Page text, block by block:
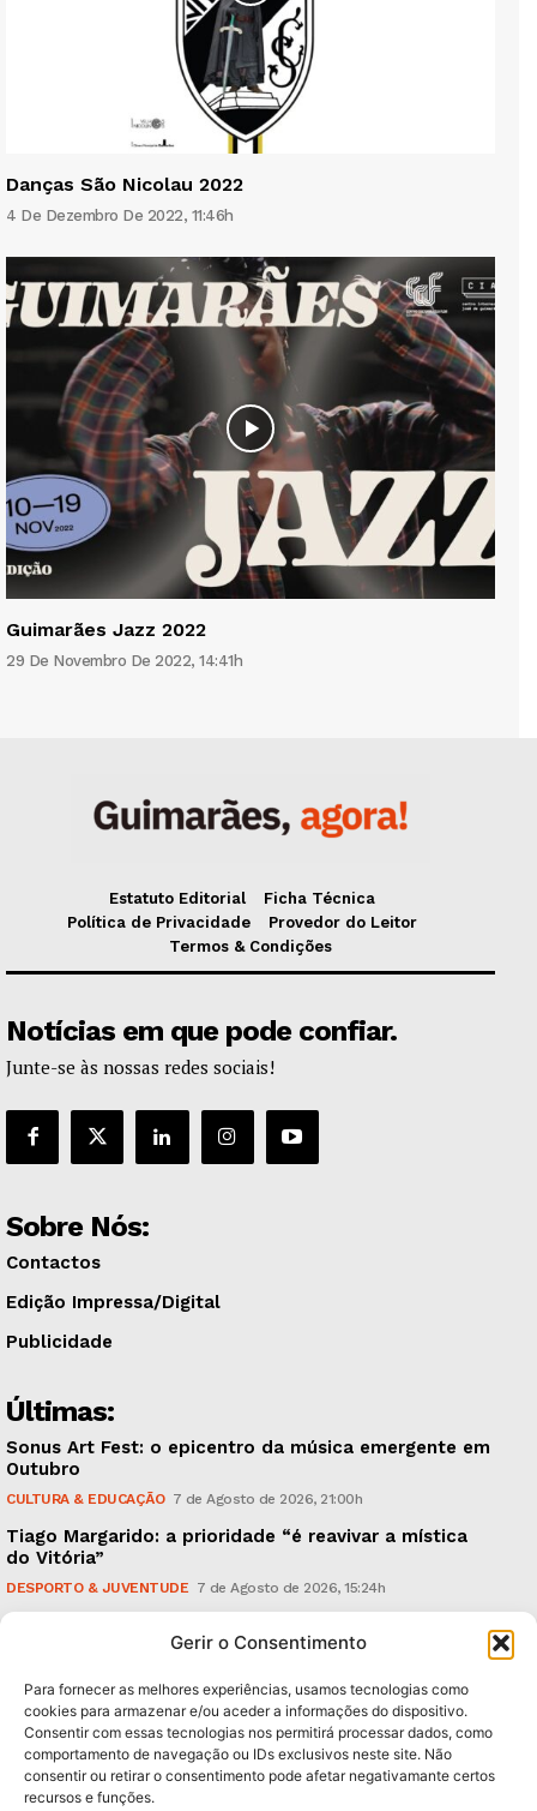
Gerir o Consentimento
Para fornecer as melhores experiências, usamos tecnologias como
cookies para armazenar e/ou aceder a informações do dispositivo.
Consentir com essas tecnologias nos permitirá processar dados, como
comportamento de navegação ou IDs exclusivos neste site. Não
consentir ou retirar o consentimento pode afetar negativamante certos
recursos e funções.
Danças São Nicolau 2022
4 De Dezembro De 2022, 11:46h
Guimarães Jazz 2022
29 De Novembro De 2022, 14:41h
Estatuto Editorial
Ficha Técnica
Política de Privacidade
Provedor do Leitor
Termos & Condições
Notícias em que pode confiar.
Junte-se às nossas redes sociais!
Sobre Nós:
Contactos
Edição Impressa/Digital
Publicidade
Últimas:
Sonus Art Fest: o epicentro da música emergente em
Outubro
CULTURA & EDUCAÇÃO 7 de Agosto de 2026, 21:00h
Tiago Margarido: a prioridade “é reavivar a mística
do Vitória”
DESPORTO & JUVENTUDE 7 de Agosto de 2026, 15:24h
caudais e antecipa situações de risco
Subscreva Newsletter: